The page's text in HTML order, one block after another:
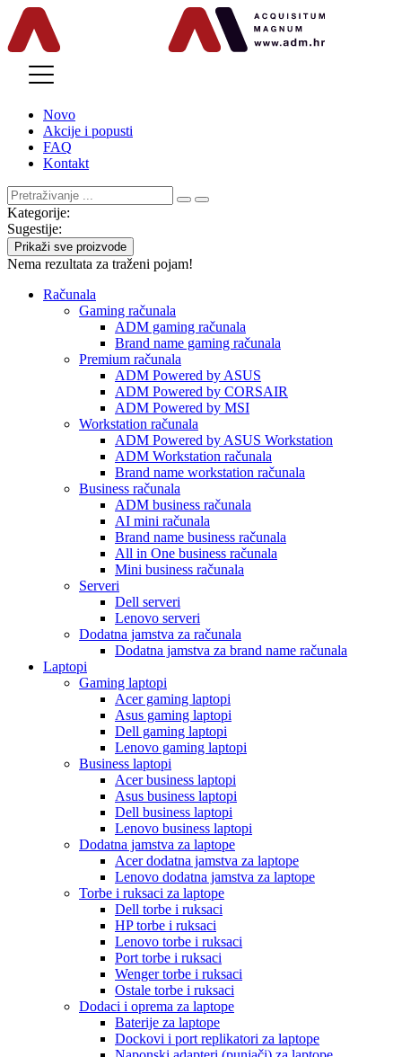
Novo
Akcije i popusti
FAQ
Kontakt
Kategorije:
Sugestije:
Prikaži sve proizvode
Nema rezultata za traženi pojam!
Računala
Gaming računala
ADM gaming računala
Brand name gaming računala
Premium računala
ADM Powered by ASUS
ADM Powered by CORSAIR
ADM Powered by MSI
Workstation računala
ADM Powered by ASUS Workstation
ADM Workstation računala
Brand name workstation računala
Business računala
ADM business računala
AI mini računala
Brand name business računala
All in One business računala
Mini business računala
Serveri
Dell serveri
Lenovo serveri
Dodatna jamstva za računala
Dodatna jamstva za brand name računala
Laptopi
Gaming laptopi
Acer gaming laptopi
Asus gaming laptopi
Dell gaming laptopi
Lenovo gaming laptopi
Business laptopi
Acer business laptopi
Asus business laptopi
Dell business laptopi
Lenovo business laptopi
Dodatna jamstva za laptope
Acer dodatna jamstva za laptope
Lenovo dodatna jamstva za laptope
Torbe i ruksaci za laptope
Dell torbe i ruksaci
HP torbe i ruksaci
Lenovo torbe i ruksaci
Port torbe i ruksaci
Wenger torbe i ruksaci
Ostale torbe i ruksaci
Dodaci i oprema za laptope
Baterije za laptope
Dockovi i port replikatori za laptope